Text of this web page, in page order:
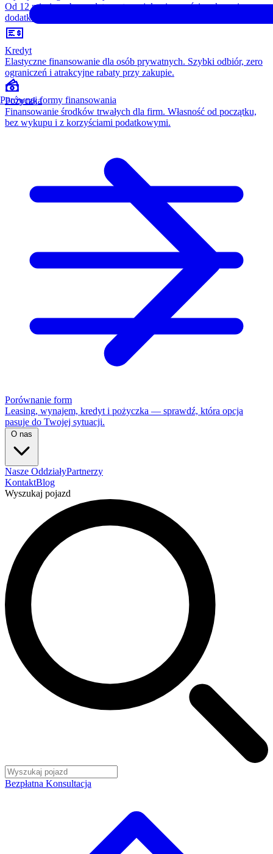
Od 12 miesięcy, bez opłaty wstępnej, konieczności wykupu i
dodatkowych kosztów. Wszystko w cenie raty.
Kredyt
Elastyczne finansowanie dla osób prywatnych. Szybki odbiór, zero
ograniczeń i atrakcyjne rabaty przy zakupie.
Pożyczka
Finansowanie środków trwałych dla firm. Własność od początku,
bez wykupu i z korzyściami podatkowymi.
Porównanie form
Leasing, wynajem, kredyt i pożyczka — sprawdź, która opcja
pasuje do Twojej sytuacji.
O nas
Nasze OddziałyPartnerzy
KontaktBlog
Wyszukaj pojazd
Bezpłatna Konsultacja
Porównaj formy finansowania